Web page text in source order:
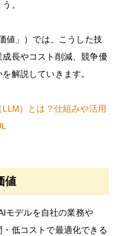
。
値」）では、こうした技
長やコスト削減、競争優
解説していきます。
）とは？仕組みや活用
値
モデルを自社の業務や
低コストで最適化できる